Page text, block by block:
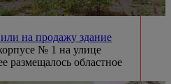
на продажу здание
№ 1 на улице
размещалось областное